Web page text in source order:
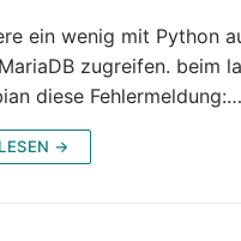
ein wenig mit Python
zugreifen. beim
diese
→